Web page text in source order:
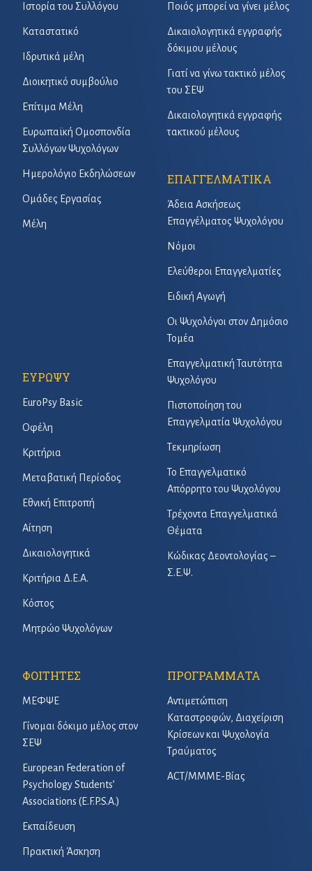
Ιστορία του Συλλόγου
Καταστατικό
Ιδρυτικά μέλη
Διοικητικό συμβούλιο
Επίτιμα Μέλη
Ευρωπαϊκή Ομοσπονδία
Συλλόγων Ψυχολόγων
Ημερολόγιο Εκδηλώσεων
Ομάδες Εργασίας
Μέλη
Ποιός μπορεί να γίνει μέλος
Δικαιολογητικά εγγραφής
δόκιμου μέλους
Γιατί να γίνω τακτικό μέλος
του ΣΕΨ
Δικαιολογητικά εγγραφής
τακτικού μέλους
ΕΠΑΓΓΕΛΜΑΤΙΚΑ
Άδεια Ασκήσεως
Επαγγέλματος Ψυχολόγου
Νόμοι
Ελεύθεροι Επαγγελματίες
Ειδική Αγωγή
Οι Ψυχολόγοι στον Δημόσιο
Τομέα
Επαγγελματική Ταυτότητα
Ψυχολόγου
Πιστοποίηση του
Επαγγελματία Ψυχολόγου
Τεκμηρίωση
Το Επαγγελματικό
Απόρρητο του Ψυχολόγου
Τρέχοντα Επαγγελματικά
Θέματα
Κώδικας Δεοντολογίας –
Σ.Ε.Ψ.
ΕΥΡΩΨΥ
EuroPsy Basic
Οφέλη
Κριτήρια
Μεταβατική Περίοδος
Εθνική Επιτροπή
Αίτηση
Δικαιολογητικά
Κριτήρια Δ.Ε.Α.
Κόστος
Μητρώο Ψυχολόγων
ΦΟΙΤΗΤΕΣ
ΜΕΦΨΕ
Γίνομαι δόκιμο μέλος στον
ΣΕΨ
European Federation of
Psychology Students’
Associations (E.F.P.S.A.)
Εκπαίδευση
Πρακτική Άσκηση
ΠΡΟΓΡΑΜΜΑΤΑ
Αντιμετώπιση
Καταστροφών, Διαχείριση
Κρίσεων και Ψυχολογία
Τραύματος
ACT/ΜΜΜΕ-Βίας